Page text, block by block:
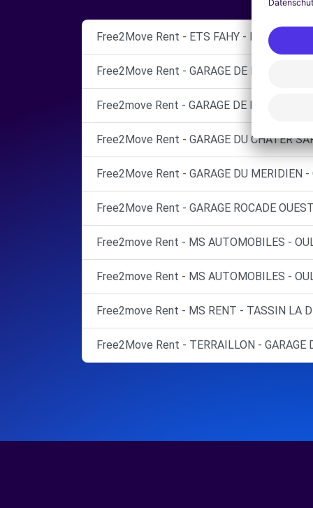
Free2Move Rent - ETS FAHY -
Free2Move Rent - GARAGE DE L'EUROPE -
Free2move Rent - GARAGE DE LA DEMI
Free2Move Rent - GARAGE DU CHATER
Free2Move Rent - GARAGE DU MERIDIEN -
Free2Move Rent - GARAGE ROCADE
Free2move Rent - MS AUTOMOBILES -
Free2move Rent - MS AUTOMOBILES -
Free2move Rent - MS RENT - TASSIN LA
Free2Move Rent - TERRAILLON - GARAGE